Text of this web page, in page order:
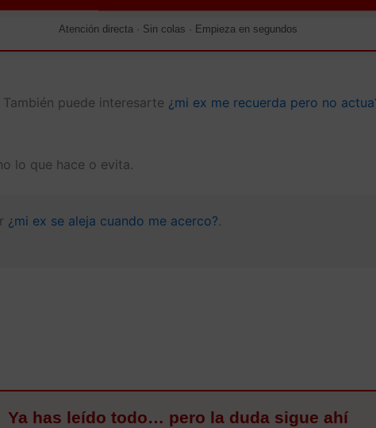
Atención directa · Sin colas · Empieza en segundos
puede interesarte ¿mi ex me recuerda pero no
lo que hace o evita.
¿mi ex se aleja cuando me acerco?.
Ya has leído todo… pero la duda sigue ahí